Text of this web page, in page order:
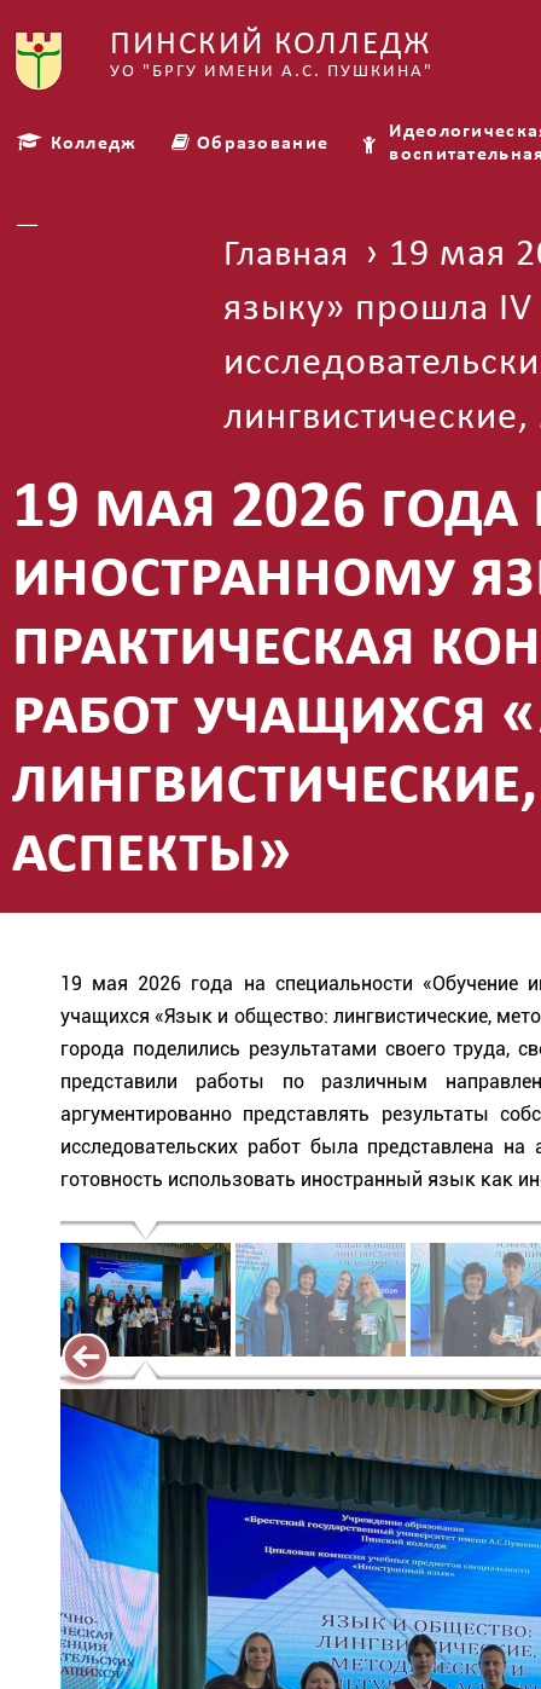
ПИНСКИЙ КОЛЛЕДЖ
УО "БРГУ ИМЕНИ А.С. ПУШКИНА"
Колледж Образование
Главная
› 19 мая
языку» прошла
19 мая 2026
иностранному
практическая
работ учащихся
аспекты»
19 мая 2026 года на специальности «Обучение
учащихся «Язык и общество: лингвистические,
города поделились результатами своего труда,
представили работы по различным
аргументированно представлять результаты
исследовательских работ была представлена
готовность использовать иностранный язык как